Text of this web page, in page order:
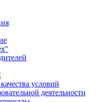
условий
деятельности